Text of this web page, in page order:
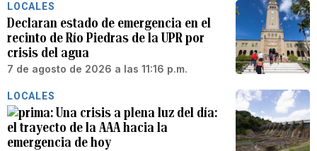
LOCALES
Declaran estado de emergencia en el
recinto de Río Piedras de la UPR por
crisis del agua
7 de agosto de 2026 a las 11:16 p.m.
LOCALES
Una crisis a plena luz del día:
el trayecto de la AAA hacia la
emergencia de hoy